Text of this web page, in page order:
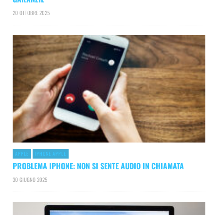
20 OTTOBRE 2025
APPLE IPHONE APPLE
PROBLEMA IPHONE: NON SI SENTE AUDIO IN CHIAMATA
30 GIUGNO 2025